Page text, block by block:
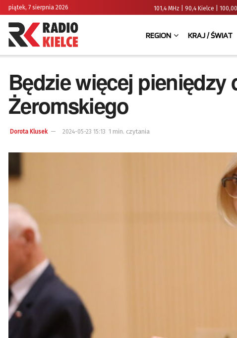
piątek, 7 sierpnia 2026 101,4 MHz | 90,4 Kielce |
REGION KRAJ / ŚWIAT
Będzie więcej pieniędzy
Żeromskiego
Dorota Klusek 2024-05-23 15:13 1 min. czytania